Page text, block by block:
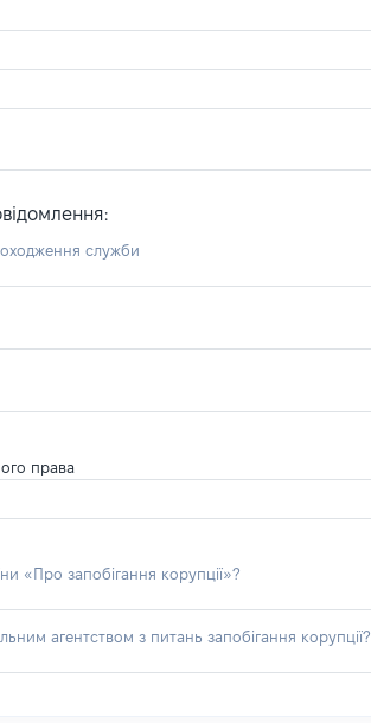
служби
права
«Про запобігання корупції»?
агентством з питань запобігання корупції?